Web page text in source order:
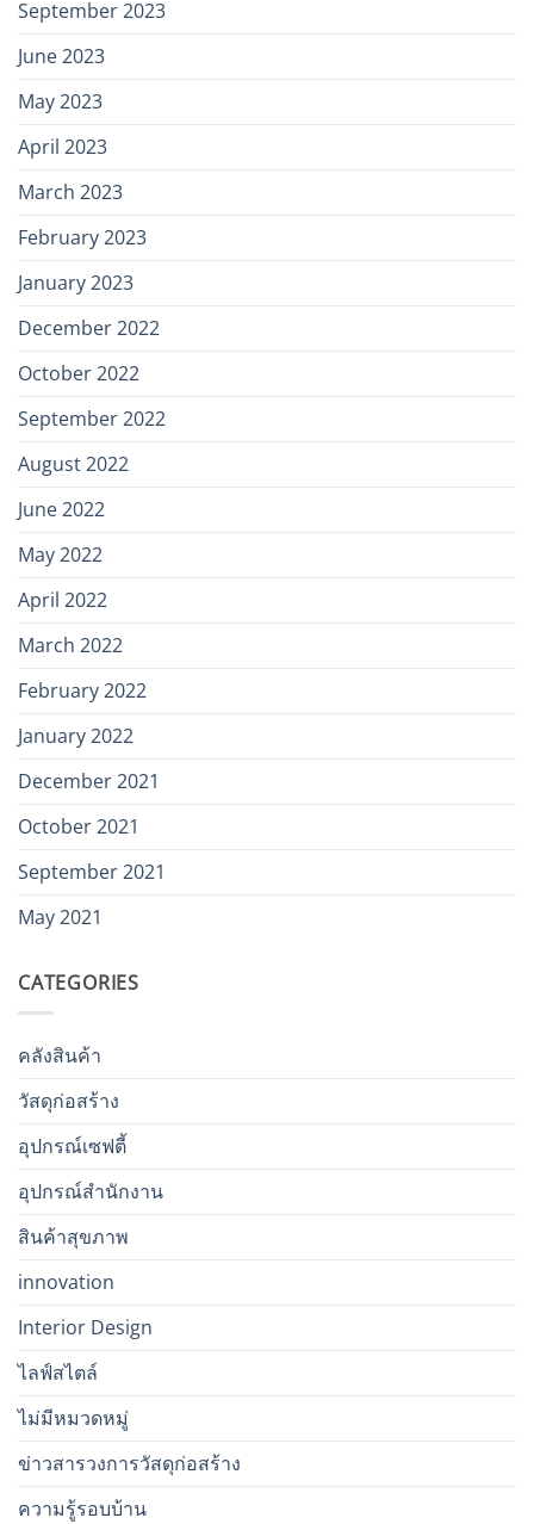
September 2023
June 2023
May 2023
April 2023
March 2023
February 2023
January 2023
December 2022
October 2022
September 2022
August 2022
June 2022
May 2022
April 2022
March 2022
February 2022
January 2022
December 2021
October 2021
September 2021
May 2021
CATEGORIES
คลังสินค้า
วัสดุก่อสร้าง
อุปกรณ์เซฟตี้
อุปกรณ์สำนักงาน
สินค้าสุขภาพ
innovation
Interior Design
ไลฟ์สไตล์
ไม่มีหมวดหมู่
ข่าวสารวงการวัสดุก่อสร้าง
ความรู้รอบบ้าน